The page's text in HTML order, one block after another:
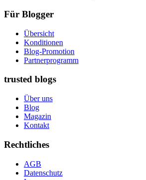
Für Blogger
Übersicht
Konditionen
Blog-Promotion
Partnerprogramm
trusted blogs
Über uns
Blog
Magazin
Kontakt
Rechtliches
AGB
Datenschutz